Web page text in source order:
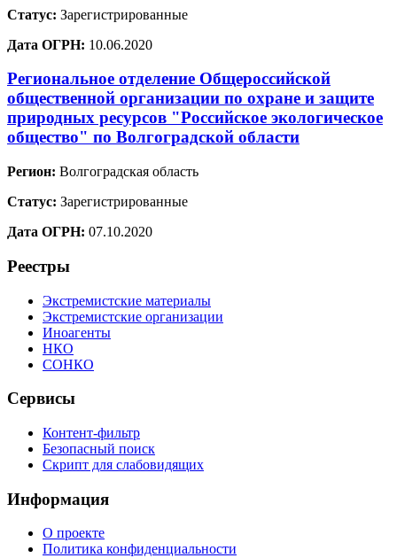
Статус: Зарегистрированные
Дата ОГРН: 10.06.2020
Региональное отделение Общероссийской
общественной организации по охране и защите
природных ресурсов "Российское экологическое
общество" по Волгоградской области
Регион: Волгоградская область
Статус: Зарегистрированные
Дата ОГРН: 07.10.2020
Реестры
Экстремистские материалы
Экстремистские организации
Иноагенты
НКО
СОНКО
Сервисы
Контент-фильтр
Безопасный поиск
Скрипт для слабовидящих
Информация
О проекте
Политика конфиденциальности